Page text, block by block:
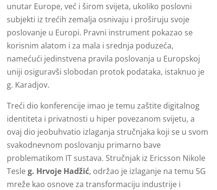
unutar Europe, već i širom svijeta, ukoliko poslovni
subjekti iz trećih zemalja osnivaju i proširuju svoje
poslovanje u Europi. Pravni instrument pokazao se
korisnim alatom i za mala i srednja poduzeća,
namećući jedinstvena pravila poslovanja u Europskoj
uniji osiguravši slobodan protok podataka, istaknuo je
g. Karadjov.
Treći dio konferencije imao je temu zaštite digitalnog
identiteta i privatnosti u hiper povezanom svijetu, a
ovaj dio jeobuhvatio izlaganja stručnjaka koji se u svom
svakodnevnom poslovanju primarno bave
problematikom IT sustava. Stručnjak iz Ericsson Nikole
Tesleg. Hrvoje Hadžić, održao je izlaganje na temu 5G
mreže kao osnove za transformaciju industrije i